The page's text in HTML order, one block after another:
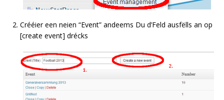
Crééier een neien “Event” andeems Du d’Feld ausfëlls an op
[create event] drécks